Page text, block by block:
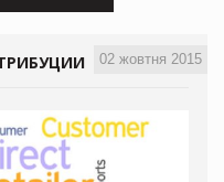
02 жовтня 2015